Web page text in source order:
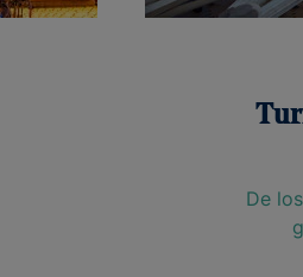
De